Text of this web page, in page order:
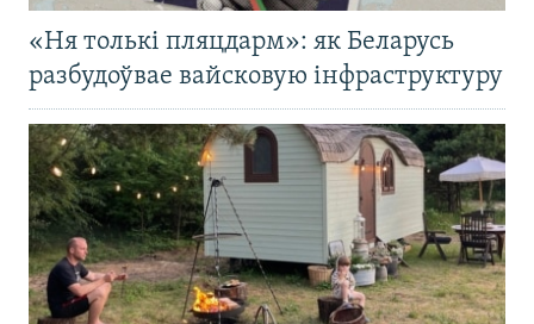
«Ня толькі пляцдарм»: як Беларусь
разбудоўвае вайсковую інфраструктуру